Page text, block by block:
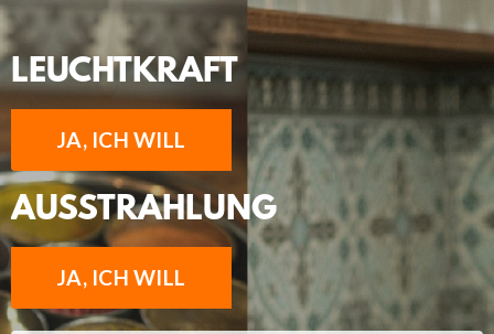
LEUCHTKRAFT
JA, ICH WILL
AUSSTRAHLUNG
JA, ICH WILL